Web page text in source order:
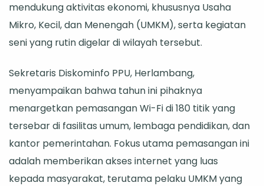
di
180
Titik,
dan
Kegiatan
Seni
mendukung aktivitas ekonomi, khususnya Usaha
Mikro, Kecil, dan Menengah (UMKM), serta kegiatan
seni yang rutin digelar di wilayah tersebut.
Sekretaris Diskominfo PPU, Herlambang,
menyampaikan bahwa tahun ini pihaknya
menargetkan pemasangan Wi-Fi di 180 titik yang
tersebar di fasilitas umum, lembaga pendidikan, dan
kantor pemerintahan. Fokus utama pemasangan ini
adalah memberikan akses internet yang luas
kepada masyarakat, terutama pelaku UMKM yang